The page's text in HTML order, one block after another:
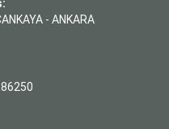
- ANKARA